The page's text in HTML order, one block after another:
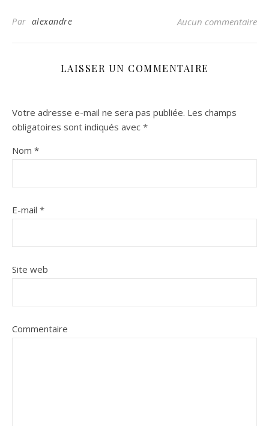
Par alexandre Aucun commentaire
LAISSER UN COMMENTAIRE
Votre adresse e-mail ne sera pas publiée. Les champs
obligatoires sont indiqués avec *
Nom *
E-mail *
Site web
Commentaire